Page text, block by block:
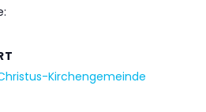
Kirchengemeinde